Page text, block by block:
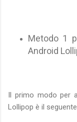
Metodo 1
Android
Il primo modo per
Lollipop è il